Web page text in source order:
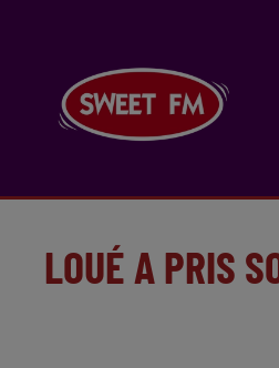
LOUÉ A PRIS